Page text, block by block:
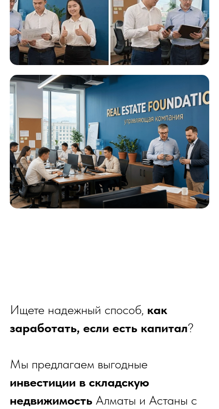
Ищете надежный способ, как
заработать, если есть капитал?
Мы предлагаем выгодные
инвестиции в складскую
недвижимость Алматы и Астаны с